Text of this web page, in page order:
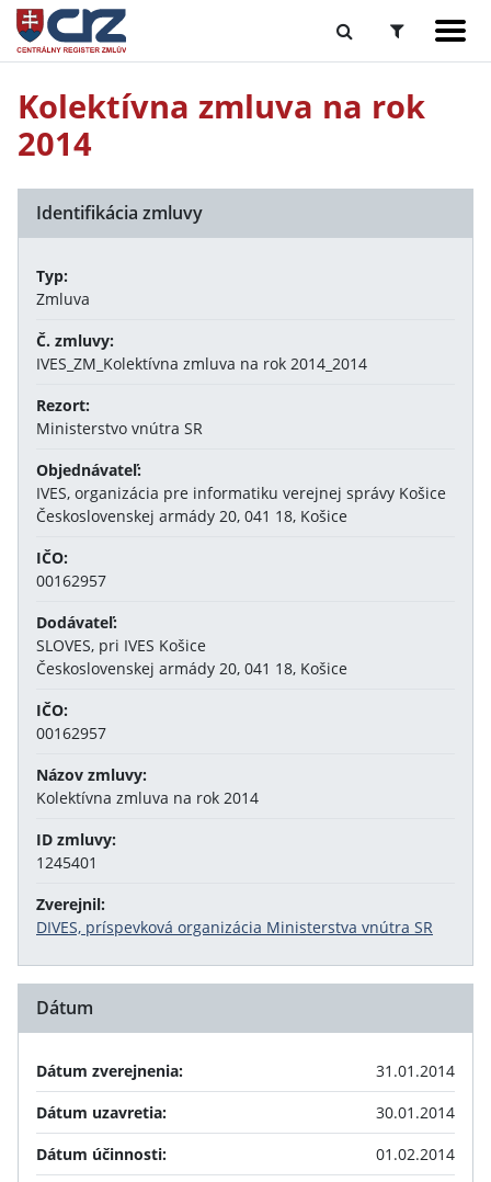
Kolektívna zmluva na rok
2014
Identifikácia zmluvy
Typ:
Zmluva
Č. zmluvy:
IVES_ZM_Kolektívna zmluva na rok 2014_2014
Rezort:
Ministerstvo vnútra SR
Objednávateľ:
IVES, organizácia pre informatiku verejnej správy Košice
Československej armády 20, 041 18, Košice
IČO:
00162957
Dodávateľ:
SLOVES, pri IVES Košice
Československej armády 20, 041 18, Košice
IČO:
00162957
Názov zmluvy:
Kolektívna zmluva na rok 2014
ID zmluvy:
1245401
Zverejnil:
DIVES, príspevková organizácia Ministerstva vnútra SR
Dátum
Dátum zverejnenia:
31.01.2014
Dátum uzavretia:
30.01.2014
Dátum účinnosti:
01.02.2014